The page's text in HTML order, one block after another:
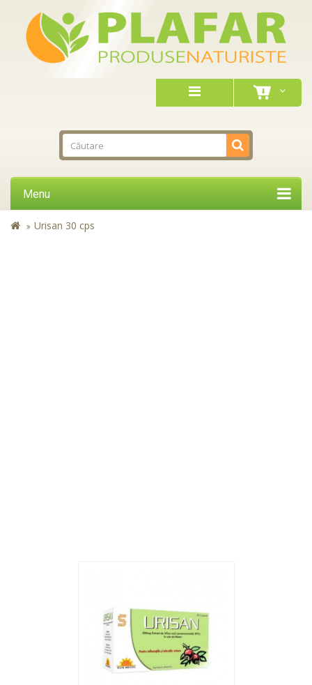
Menu
Urisan 30 cps